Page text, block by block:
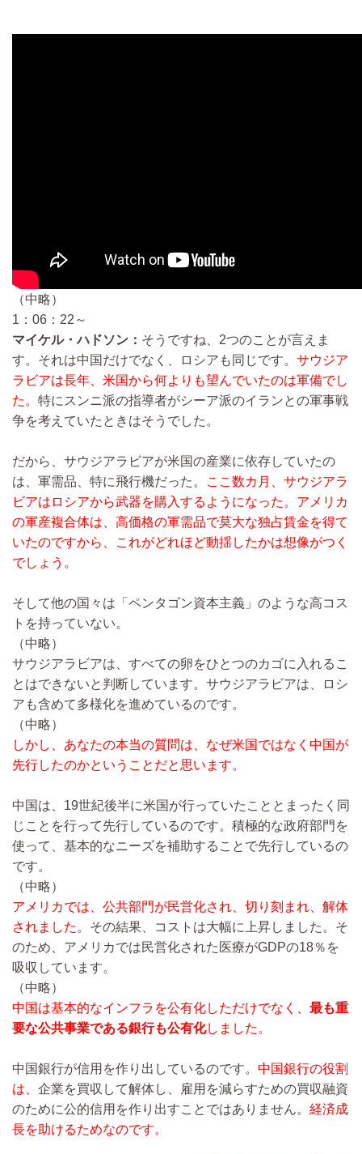
（中略）
1：06：22～
マイケル・ハドソン： そうですね、2つのことが言えま
す。それは中国だけでなく、ロシアも同じです。 サウジア
ラビアは長年、米国から何よりも望んでいたのは軍備でし
た。 特にスンニ派の指導者がシーア派のイランとの軍事戦
争を考えていたときはそうでした。
だから、サウジアラビアが米国の産業に依存していたの
は、軍需品、特に飛行機だった。
ここ数カ月、サウジアラ
ビアはロシアから武器を購入するようになった。 アメリカ
の軍産複合体は、高価格の軍需品で莫大な独占賃金を得て
いたのですから、これがどれほど動揺したかは想像がつく
でしょう。
そして他の国々は「ペンタゴン資本主義」のような高コス
トを持っていない。
（中略）
サウジアラビアは、すべての卵をひとつのカゴに入れるこ
とはできないと判断しています。サウジアラビアは、ロシ
アも含めて多様化を進めているのです。
（中略）
しかし、あなたの本当の質問は、なぜ米国ではなく中国が
先行したのかということだと思います。
中国は、19世紀後半に米国が行っていたこととまったく同
じことを行って先行しているのです。積極的な政府部門を
使って、基本的なニーズを補助することで先行しているの
です。
（中略）
アメリカでは、公共部門が民営化され、切り刻まれ、解体
されました。 その結果、コストは大幅に上昇しました。そ
のため、アメリカでは民営化された医療がGDPの18％を
吸収しています。
（中略）
中国は基本的なインフラを公有化しただけでなく、 最も重
要な公共事業である銀行も公有化しました。
中国銀行が信用を作り出しているのです。 中国銀行の役割
は、 企業を買収して解体し、雇用を減らすための買収融資
のために公的信用を作り出すことではありません。 経済成
長を助けるためなのです。